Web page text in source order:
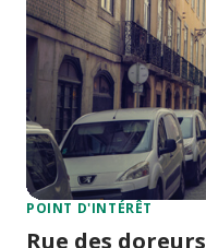
POINT D'INTÉRÊT
Rue des doreurs